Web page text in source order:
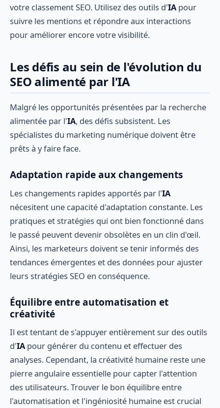
votre classement SEO. Utilisez des outils d'IApour
suivre les mentions et répondre aux interactions
pour améliorer encore votre visibilité.
Les défis au sein de l'évolution du
SEO alimenté par l'IA
Malgré les opportunités présentées par la recherche
alimentée par l'IA, des défis subsistent. Les
spécialistes du marketing numérique doivent être
prêts à y faire face.
Adaptation rapide aux changements
Les changements rapides apportés par l'IA
nécesitent une capacité d'adaptation constante. Les
pratiques et stratégies qui ont bien fonctionné dans
le passé peuvent devenir obsolètes en un clin d'œil.
Ainsi, les marketeurs doivent se tenir informés des
tendances émergentes et des données pour ajuster
leurs stratégies SEO en conséquence.
Équilibre entre automatisation et
créativité
Il est tentant de s'appuyer entièrement sur des outils
d'IApour générer du contenu et effectuer des
analyses. Cependant, la créativité humaine reste une
pierre angulaire essentielle pour capter l'attention
des utilisateurs. Trouver le bon équilibre entre
l'automatisation et l'ingéniosité humaine est crucial